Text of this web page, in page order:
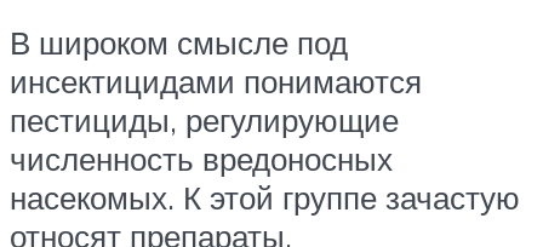
В широком смысле под
инсектицидами понимаются
пестициды, регулирующие
численность вредоносных
насекомых. К этой группе зачастую
относят препараты,